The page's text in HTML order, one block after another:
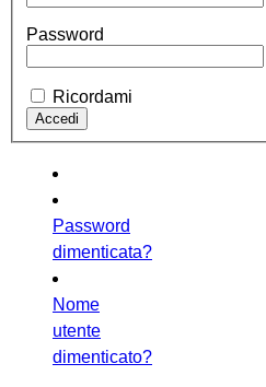
Password
Ricordami
Password
dimenticata?
Nome
utente
dimenticato?